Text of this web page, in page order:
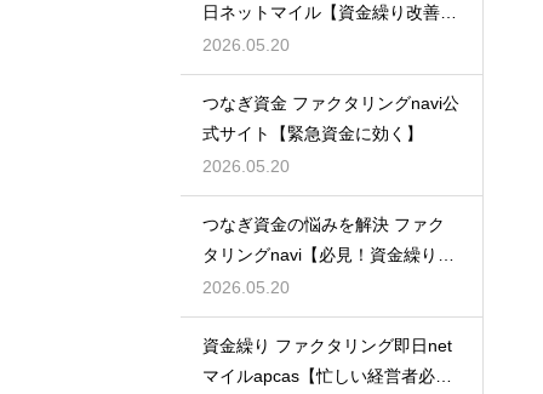
日ネットマイル【資金繰り改善に
最適】
2026.05.20
つなぎ資金 ファクタリングnavi公
式サイト【緊急資金に効く】
2026.05.20
つなぎ資金の悩みを解決 ファク
タリングnavi【必見！資金繰り対
策】
2026.05.20
資金繰り ファクタリング即日net
マイルapcas【忙しい経営者必